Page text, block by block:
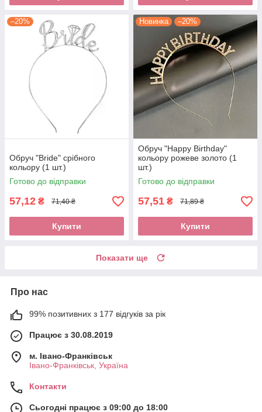
–20%
Обруч "Bride" срібного
кольору (1 шт.)
Готово до відправки
57,12 ₴ 71,40 ₴
Купити
Новинка –20%
Обруч "Happy Birthday"
кольору рожеве золото (1
шт.)
Готово до відправки
57,51 ₴ 71,89 ₴
Купити
Показати ще
Про нас
99% позитивних з 177 відгуків за рік
Працює з 30.08.2019
м. Івано-Франківськ
Івано-Франківськ, Україна
Контакти
Сьогодні працює з 09:00 до 18:00